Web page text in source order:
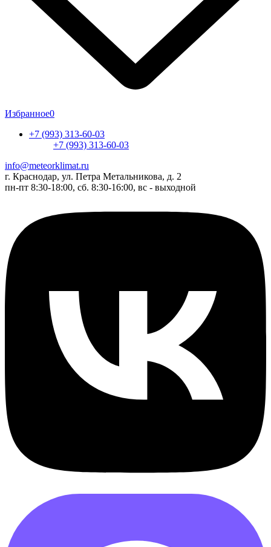
Избранное0
+7 (993) 313-60-03
+7 (993) 313-60-03
info@meteorklimat.ru
г. Краснодар, ул. Петра Метальникова, д. 2
пн-пт 8:30-18:00, сб. 8:30-16:00, вс - выходной